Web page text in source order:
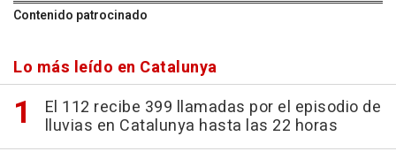
Contenido patrocinado
Lo más leído en Catalunya
El 112 recibe 399 llamadas por el episodio de
lluvias en Catalunya hasta las 22 horas